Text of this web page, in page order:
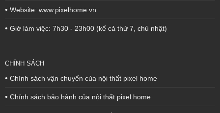
• Website: www.pixelhome.vn
• Giờ làm việc: 7h30 - 23h00 (kể cả thứ 7, chủ nhật)
CHÍNH SÁCH
• Chính sách vận chuyển của nội thất pixel home
• Chính sách bảo hành của nội thất pixel home